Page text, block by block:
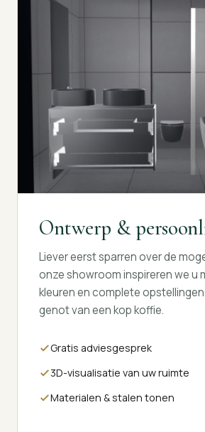
Ontwerp &
Liever eerst sparren over de
onze showroom inspireren we u
kleuren en complete
genot van een kop koffie.
Gratis adviesgesprek
3D-visualisatie van uw ruimte
Materialen & stalen tonen